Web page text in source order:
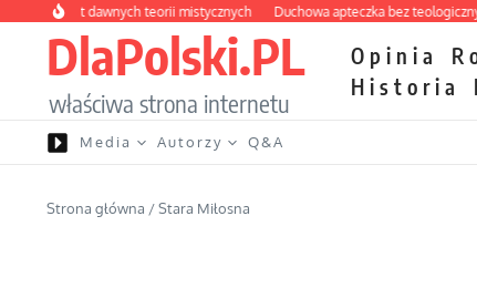
Przejdź do treści
labirynt dawnych teorii mistycznych Duchowa apteczka bez teologicznych
DlaPolski.PL
właściwa strona internetu
Opinia
Historia
Media Autorzy Q&A
Strona główna /Stara Miłosna